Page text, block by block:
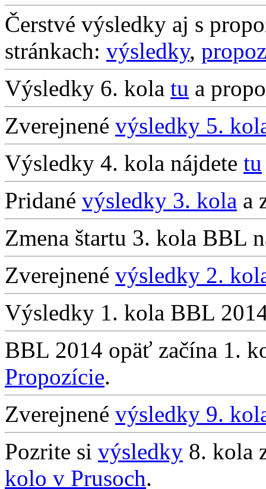
Čerstvé výsledky aj s
stránkach: výsledky,
Výsledky 6. kola tu a
Zverejnené výsledky 5.
Výsledky 4. kola nájdete tu
Pridané výsledky 3. kola a
Zmena štartu 3. kola BBL
Zverejnené výsledky 2.
Výsledky 1. kola BBL
BBL 2014 opäť začína 1.
Propozície.
Zverejnené výsledky 9.
Pozrite si výsledky 8. kola
kolo v Prusoch.